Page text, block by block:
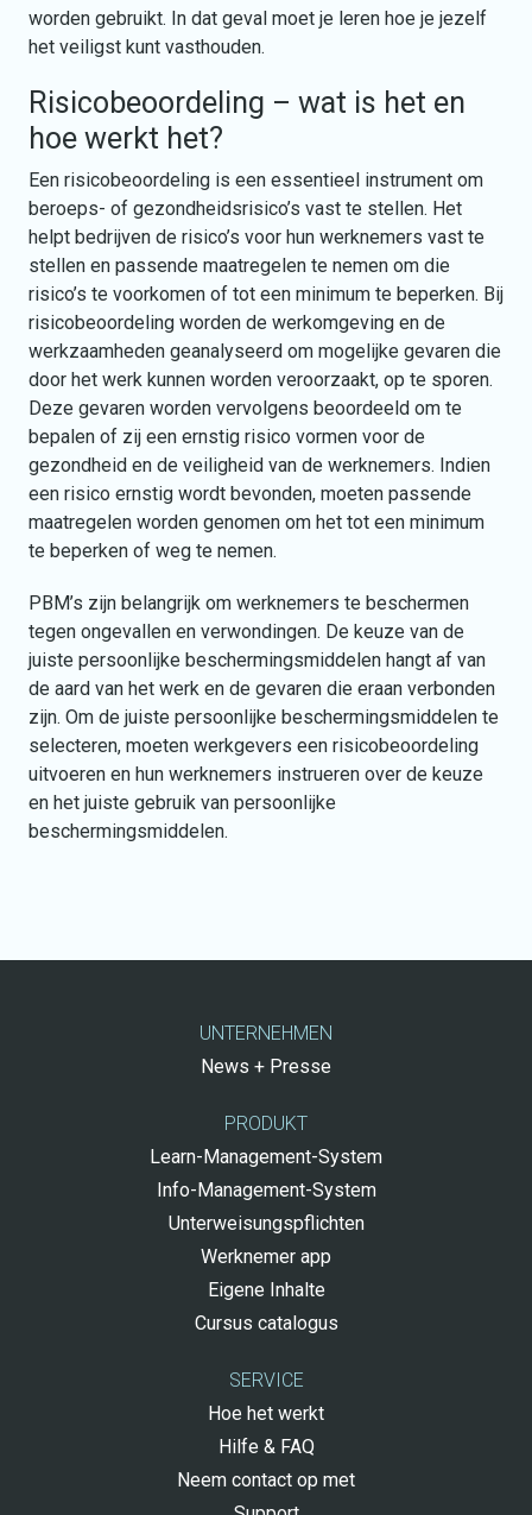
worden gebruikt. In dat geval moet je leren hoe je jezelf
het veiligst kunt vasthouden.
Risicobeoordeling – wat is het en
hoe werkt het?
Een risicobeoordeling is een essentieel instrument om
beroeps- of gezondheidsrisico’s vast te stellen. Het
helpt bedrijven de risico’s voor hun werknemers vast te
stellen en passende maatregelen te nemen om die
risico’s te voorkomen of tot een minimum te beperken. Bij
risicobeoordeling worden de werkomgeving en de
werkzaamheden geanalyseerd om mogelijke gevaren die
door het werk kunnen worden veroorzaakt, op te sporen.
Deze gevaren worden vervolgens beoordeeld om te
bepalen of zij een ernstig risico vormen voor de
gezondheid en de veiligheid van de werknemers. Indien
een risico ernstig wordt bevonden, moeten passende
maatregelen worden genomen om het tot een minimum
te beperken of weg te nemen.
PBM’s zijn belangrijk om werknemers te beschermen
tegen ongevallen en verwondingen. De keuze van de
juiste persoonlijke beschermingsmiddelen hangt af van
de aard van het werk en de gevaren die eraan verbonden
zijn. Om de juiste persoonlijke beschermingsmiddelen te
selecteren, moeten werkgevers een risicobeoordeling
uitvoeren en hun werknemers instrueren over de keuze
en het juiste gebruik van persoonlijke
beschermingsmiddelen.
UNTERNEHMEN
News + Presse
PRODUKT
Learn-Management-System
Info-Management-System
Unterweisungspflichten
Werknemer app
Eigene Inhalte
Cursus catalogus
SERVICE
Hoe het werkt
Hilfe & FAQ
Neem contact op met